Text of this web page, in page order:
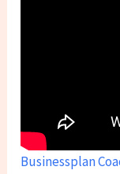
Businessplan